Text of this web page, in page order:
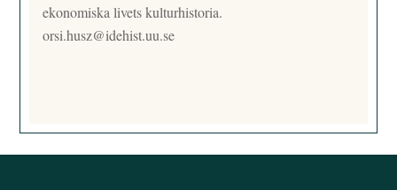
ekonomiska livets kulturhistoria.
orsi.husz@idehist.uu.se